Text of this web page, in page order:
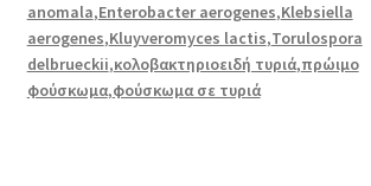
anomala,Enterobacter aerogenes,Klebsiella
aerogenes,Kluyveromyces lactis,Torulospora
delbrueckii,κολοβακτηριοειδή τυριά,πρώιμο
φούσκωμα,φούσκωμα σε τυριά